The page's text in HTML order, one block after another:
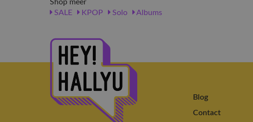
Shop meer
SALE
KPOP Solo Albums
Blog
Contact